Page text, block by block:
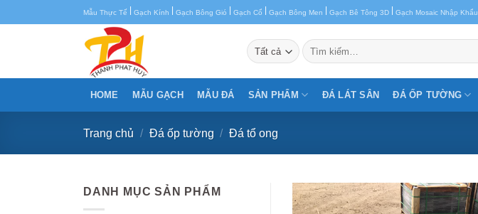
đến
Mẫu Thực Tế | Gạch Kính | Gạch Bông Gió | Gạch Cổ | Gạch Bông Men | Gạch Bê Tông 3D | Gạch Mosaic Nhập Khẩu
Tìm
kiếm:
HOME MẪU GẠCH MẪU ĐÁ SẢN PHẨM ĐÁ LÁT SÂN ĐÁ ỐP TƯỜNG
Trang chủ / Đá ốp tường / Đá tổ ong
DANH MỤC SẢN PHẨM